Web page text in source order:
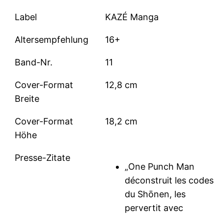
Label KAZÉ Manga
Altersempfehlung 16+
Band-Nr. 11
Cover-Format
Breite
12,8 cm
Cover-Format
Höhe
18,2 cm
Presse-Zitate
„One Punch Man
déconstruit les codes
du Shōnen, les
pervertit avec